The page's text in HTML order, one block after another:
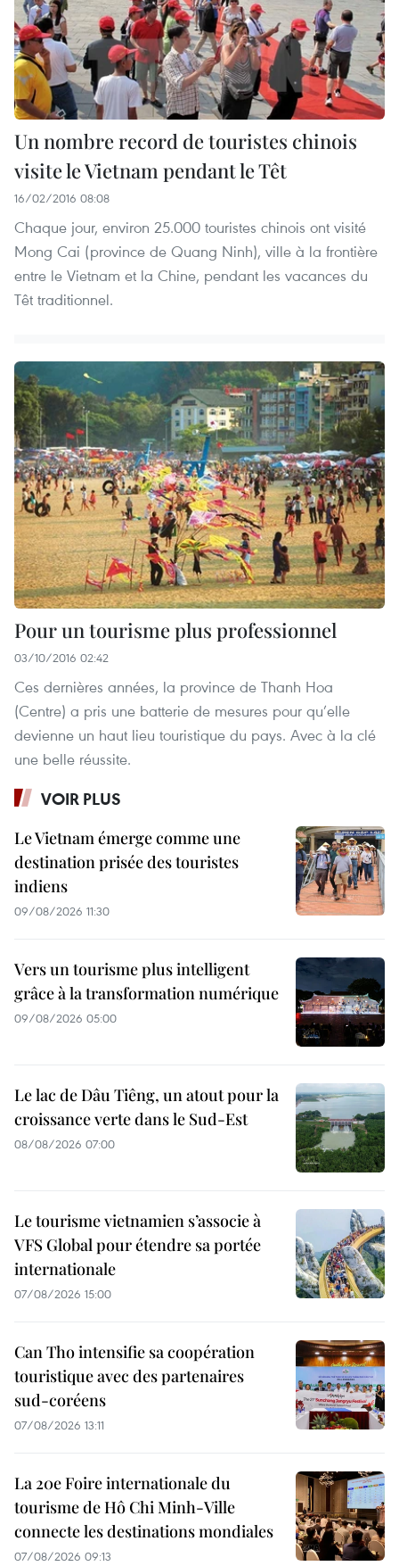
Un nombre record de touristes chinois
visite le Vietnam pendant le Têt
16/02/2016 08:08
Chaque jour, environ 25.000 touristes chinois ont visité
Mong Cai (province de Quang Ninh), ville à la frontière
entre le Vietnam et la Chine, pendant les vacances du
Têt traditionnel.
Pour un tourisme plus professionnel
03/10/2016 02:42
Ces dernières années, la province de Thanh Hoa
(Centre) a pris une batterie de mesures pour qu’elle
devienne un haut lieu touristique du pays. Avec à la clé
une belle réussite.
VOIR PLUS
Le Vietnam émerge comme une
destination prisée des touristes
indiens
09/08/2026 11:30
Vers un tourisme plus intelligent
grâce à la transformation numérique
09/08/2026 05:00
Le lac de Dâu Tiêng, un atout pour la
croissance verte dans le Sud-Est
08/08/2026 07:00
Le tourisme vietnamien s’associe à
VFS Global pour étendre sa portée
internationale
07/08/2026 15:00
Can Tho intensifie sa coopération
touristique avec des partenaires
sud-coréens
07/08/2026 13:11
La 20e Foire internationale du
tourisme de Hô Chi Minh-Ville
connecte les destinations mondiales
07/08/2026 09:13